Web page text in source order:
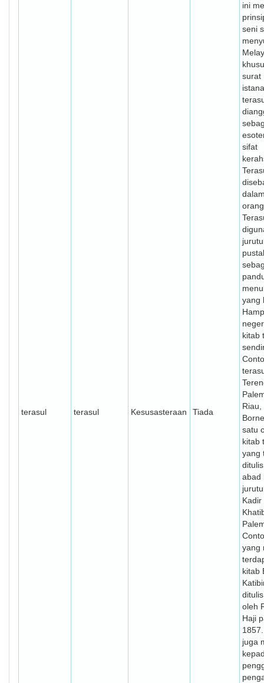
terasul terasul Kesusasteraan Tiada
ini
seni
surat
sifat
yang
kitab
Riau,
satu
kitab
yang
abad
Kadir
yang
kitab
oleh
Haji
juga